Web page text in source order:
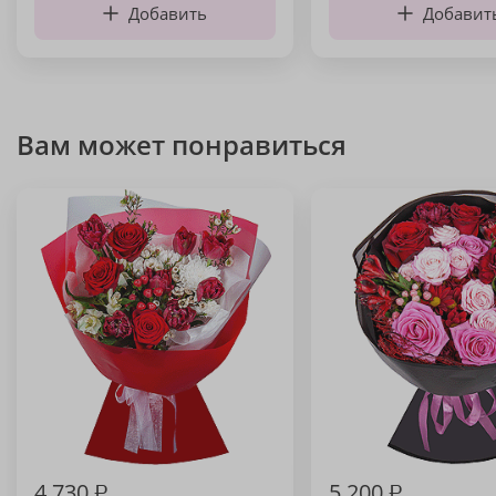
Добавить
Вам может понравиться